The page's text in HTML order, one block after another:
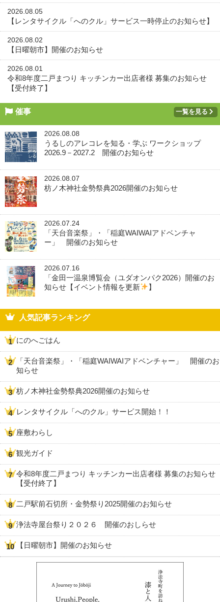
2026.08.05
【レンタサイクル「へのクル」サービス一時停止のお知らせ】
2026.08.02
【日曜朝市】開催のお知らせ
2026.08.01
令和8年度二戸まつり キッチンカー出店者様 募集のお知らせ
【受付終了】
催事 一覧を見る
2026.08.08
うるしのアレコレを知る・学ぶ ワークショップ
2026.9－2027.2 開催のお知らせ
2026.08.07
枋ノ木神社金勢祭典2026開催のお知らせ
2026.07.24
「天台音楽祭」・「稲庭WAIWAIアドベンチャ
ー」 開催のお知らせ
2026.07.16
「金田一温泉博覧会（ユダオンパク2026）開催のお
知らせ【イベント情報を更新
】
人気記事ランキング
にのへごはん
「天台音楽祭」・「稲庭WAIWAIアドベンチャー」 開催のお
知らせ
枋ノ木神社金勢祭典2026開催のお知らせ
レンタサイクル「へのクル」サービス開始！！
座敷わらし
観光ガイド
令和8年度二戸まつり キッチンカー出店者様 募集のお知らせ
【受付終了】
二戸駅前石切所・金勢祭り2025開催のお知らせ
浄法寺屋台祭り２０２６ 開催のおしらせ
【日曜朝市】開催のお知らせ